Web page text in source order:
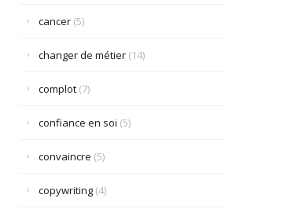
cancer(5)
changer de métier(14)
complot(7)
confiance en soi (5)
convaincre (5)
copywriting(4)